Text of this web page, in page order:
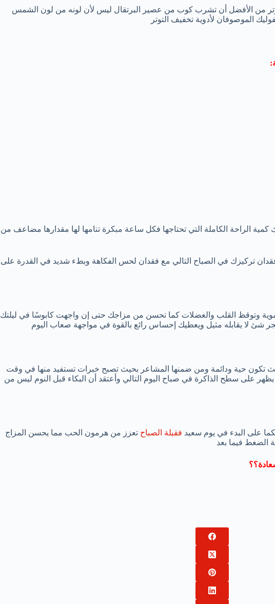
من الأفضل أن تشرب كوب من عصير البرتقال ليس لأن لونه من لون الشمس
كمية الراحة الكاملة التي تحتاجها فكل ساعة مبكرة تنامها لها مقدارها مضاعف من
تركيزك في الصباح التالي مع فقدان لحس الفكاهة وبطء شديد في القدرة على
وتوقظ القلب والعضلات كما تحسن من مزاجك حتى إن واجهت كابوسًا في ليلتك
شئ لا يقابله مثيل ويعطيك إحساس رائع بالقوة في مواجهة صعاب اليوم
تكون حية ودائمة ومن ضمنها المشاعر بحيث تصبح خبرات تستفيد منها في وقت
يظهر على سطح الذاكرة في صباح اليوم التالي وأعتقد أن البكاء قبل النوم ليس من
على البدء في يوم سعيد فقبلة الصباح تعزز من هرمون الحب مما يحسن المزاج
الضغط فيما بعد